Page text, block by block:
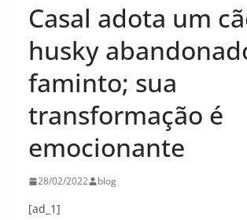
Casal adota um
husky
faminto; sua
transformação é
emocionante
28/02/2022 blog
[ad_1]